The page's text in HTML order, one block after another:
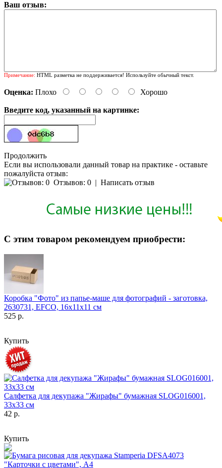
Ваш отзыв:
Примечание: HTML разметка не поддерживается! Используйте обычный текст.
Оценка: Плохо Хорошо
Введите код, указанный на картинке:
Продолжить
Если вы использовали данный товар на практике - оставьте
пожалуйста отзыв:
Отзывов: 0 | Написать отзыв
С этим товаром рекомендуем приобрести:
Коробка "Фото" из папье-маше для фотографий - заготовка,
2630731, EFCO, 16х11х11 см
525 р.
Купить
Салфетка для декупажа "Жирафы" бумажная SLOG016001,
33х33 см
42 р.
Купить